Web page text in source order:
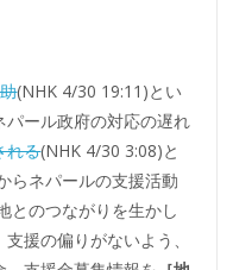
(NHK 4/30 19:11)とい
パール政府の対応の遅れ
れる(NHK 4/30 3:08)と
らネパールの支援活動
とのつながりを生かし
援の偏りがないよう、